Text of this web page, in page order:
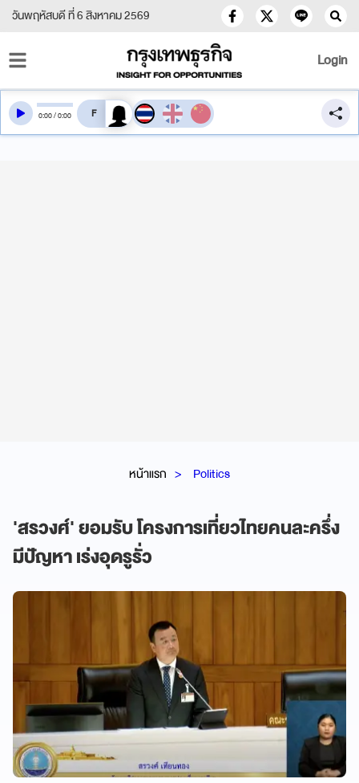
วันพฤหัสบดี ที่ 6 สิงหาคม 2569
Login
หน้าแรก Politics
'สรวงศ์' ยอมรับ โครงการเที่ยวไทยคนละครึ่ง
มีปัญหา เร่งอุดรูรั่ว
0:00/0:00 สลับเสียงอ่าน